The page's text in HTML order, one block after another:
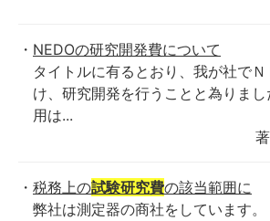
NEDOの研究開発費について
タイトルに有るとおり、我が社で
け、研究開発を行うことと為りま
用は...
税務上の試験研究費の該当範囲に
弊社は測定器の商社をしています